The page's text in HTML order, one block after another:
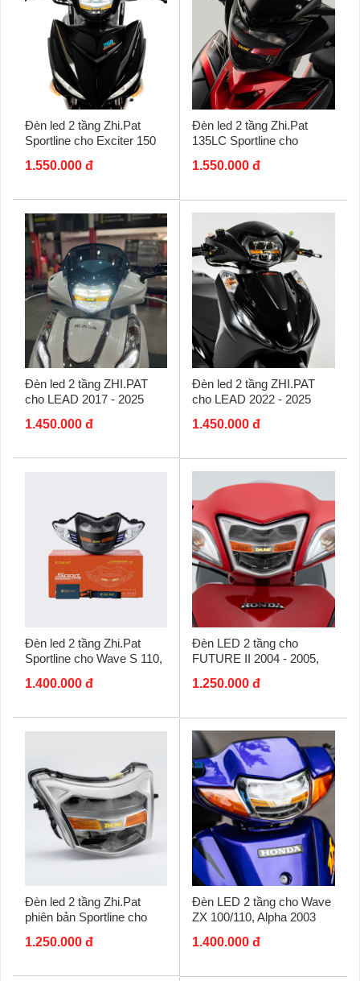
Đèn led 2 tầng Zhi.Pat
Sportline cho Exciter 150
1.550.000 đ
Đèn led 2 tầng Zhi.Pat
135LC Sportline cho
1.550.000 đ
Đèn led 2 tầng ZHI.PAT
cho LEAD 2017 - 2025
Sportline
1.450.000 đ
Đèn led 2 tầng ZHI.PAT
cho LEAD 2022 - 2025
Sportline
1.450.000 đ
Đèn led 2 tầng Zhi.Pat
Sportline cho Wave S 110,
AT, BLADE 110,...
1.400.000 đ
Đèn LED 2 tầng cho
FUTURE II 2004 - 2005,
Zhi.Pat
1.250.000 đ
Đèn led 2 tầng Zhi.Pat
phiên bản Sportline cho
- 2024)
1.250.000 đ
Đèn LED 2 tầng cho Wave
ZX 100/110, Alpha 2003
1.400.000 đ